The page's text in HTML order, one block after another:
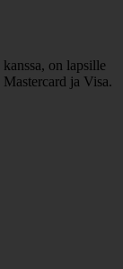
on lapsille
ja Visa.